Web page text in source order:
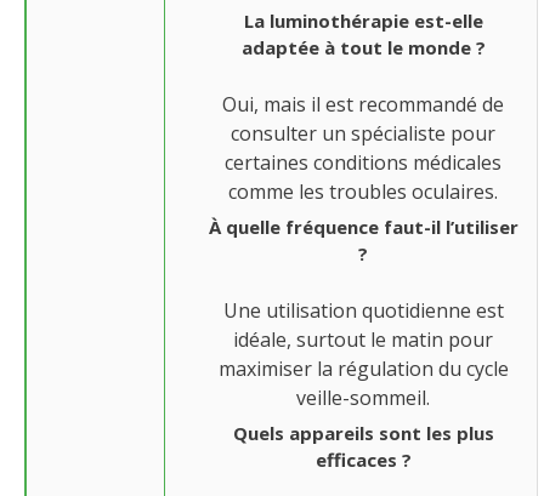
La luminothérapie est-elle
adaptée à tout le monde ?
Oui, mais il est recommandé de
consulter un spécialiste pour
certaines conditions médicales
comme les troubles oculaires.
À quelle fréquence faut-il l’utiliser
?
Une utilisation quotidienne est
idéale, surtout le matin pour
maximiser la régulation du cycle
veille-sommeil.
Quels appareils sont les plus
efficaces ?